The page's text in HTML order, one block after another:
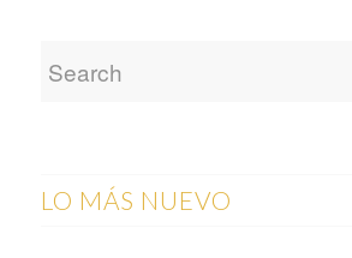
LO MÁS NUEVO